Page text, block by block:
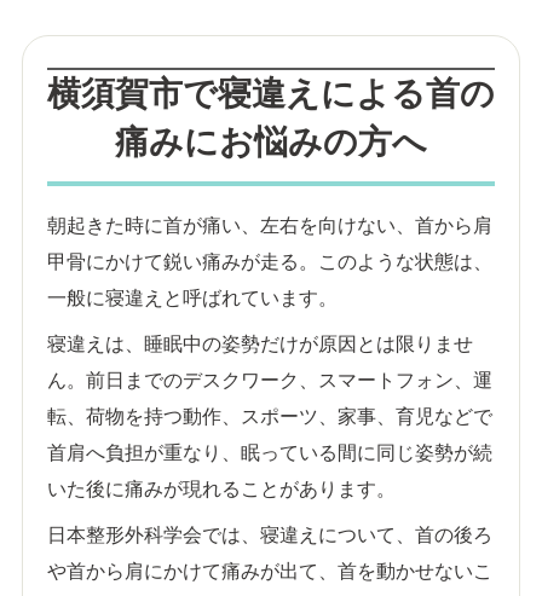
横須賀市で寝違えによる首の
痛みにお悩みの方へ
朝起きた時に首が痛い、左右を向けない、首から肩
甲骨にかけて鋭い痛みが走る。このような状態は、
一般に寝違えと呼ばれています。
寝違えは、睡眠中の姿勢だけが原因とは限りませ
ん。前日までのデスクワーク、スマートフォン、運
転、荷物を持つ動作、スポーツ、家事、育児などで
首肩へ負担が重なり、眠っている間に同じ姿勢が続
いた後に痛みが現れることがあります。
日本整形外科学会では、寝違えについて、首の後ろ
や首から肩にかけて痛みが出て、首を動かせないこ